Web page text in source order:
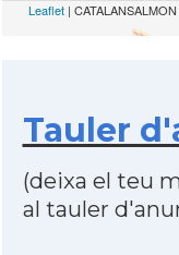
Leaflet|
Tauler
(deixa el teu
al tauler